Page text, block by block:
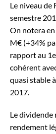
Le niveau de
semestre
On notera
M€ (+34%
rapport au
cohérent
quasi stable
Le dividende
rendement